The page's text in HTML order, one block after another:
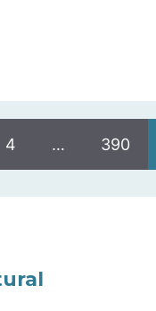
4 … 390